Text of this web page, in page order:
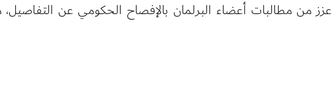
من مطالبات أعضاء البرلمان بالإفصاح الحكومي عن